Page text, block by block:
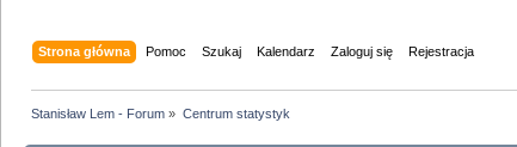
Strona główna Pomoc Szukaj Kalendarz Zaloguj się Rejestracja
Stanisław Lem - Forum » Centrum statystyk